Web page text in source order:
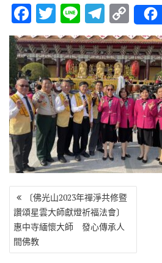
F
ac
e
b
o
o
k
T
w
it
te
r
Li
n
e
T
el
e
gr
a
m
C
o
p
y
Li
n
k
文
章
導
覽
〔佛光山2023年禪淨共修暨
讚頌星雲大師獻燈祈福法會〕
惠中寺緬懷大師 發心傳承人
間佛教